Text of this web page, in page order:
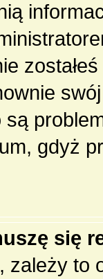
są
gdyż
się
zależy to